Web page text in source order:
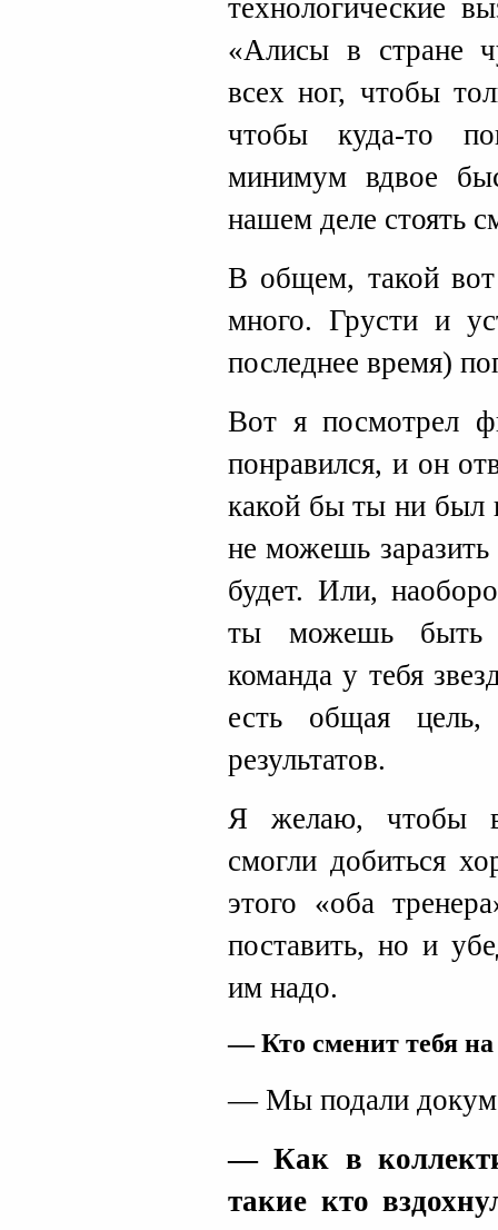
технологические
«Алисы в стране
всех ног, чтобы
чтобы куда-то
минимум вдвое
нашем деле стоять
В общем, такой вот
много. Грусти и
последнее время)
Вот я посмотрел
понравился, и он
какой бы ты ни был
не можешь
будет. Или,
ты можешь быть
команда у тебя
есть общая
результатов.
Я желаю, чтобы в
смогли добиться
этого «оба
поставить, но и
им надо.
— Кто сменит тебя н
— Мы подали
— Как в
такие кто